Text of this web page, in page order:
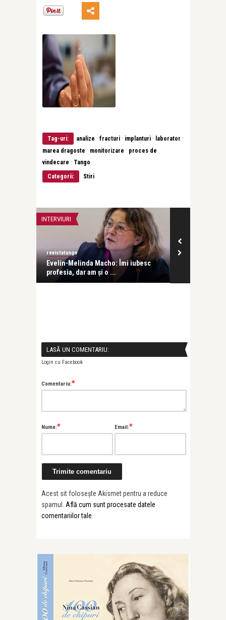
Tag-uri: analize · fracturi · implanturi · laborator ·
marea dragoste · monitorizare · proces de
vindecare · Tango
Categorii:
Stiri
INTERVIURI
revistatango
Evelin-Melinda Macho: Îmi iubesc
profesia, dar am și o ...
LASĂ UN COMENTARIU:
Login cu Facebook
Comentariu:*
Nume:* Email:*
Acest sit folosește Akismet pentru a reduce
spamul. Află cum sunt procesate datele
comentariilor tale.